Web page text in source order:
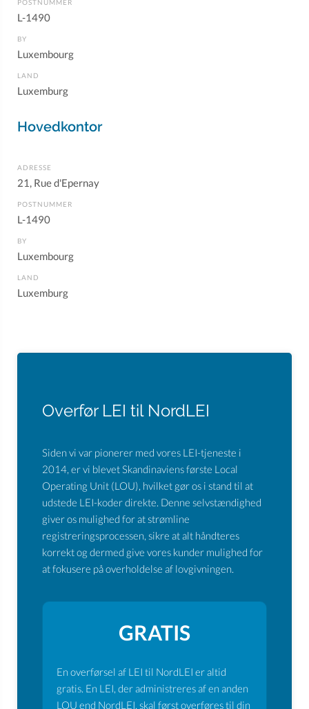
POSTNUMMER
L-1490
BY
Luxembourg
LAND
Luxemburg
Hovedkontor
ADRESSE
21, Rue d'Epernay
POSTNUMMER
L-1490
BY
Luxembourg
LAND
Luxemburg
Overfør LEI til NordLEI
Siden vi var pionerer med vores LEI-tjeneste i
2014, er vi blevet Skandinaviens første Local
Operating Unit (LOU), hvilket gør os i stand til at
udstede LEI-koder direkte. Denne selvstændighed
giver os mulighed for at strømline
registreringsprocessen, sikre at alt håndteres
korrekt og dermed give vores kunder mulighed for
at fokusere på overholdelse af lovgivningen.
GRATIS
En overførsel af LEI til NordLEI er altid
gratis. En LEI, der administreres af en anden
LOU end NordLEI, skal først overføres til din